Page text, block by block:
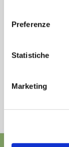
Preferenze
Statistiche
Marketing